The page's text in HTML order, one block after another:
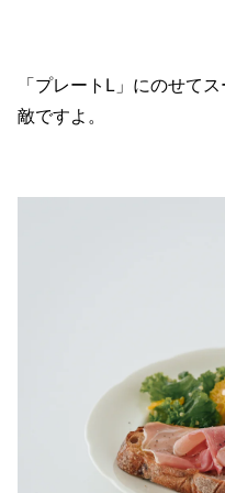
「プレートL」にのせて
敵ですよ。